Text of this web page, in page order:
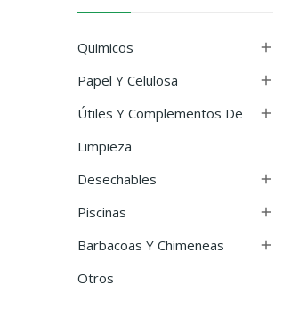
Quimicos 
Papel Y Celulosa 
Útiles Y Complementos De
Limpieza

Desechables 
Piscinas 
Barbacoas Y Chimeneas 
Otros